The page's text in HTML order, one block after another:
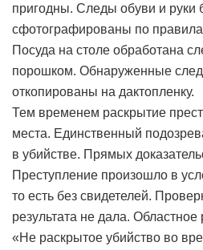
пригодны. Следы обуви и руки
сфотографированы по
Посуда на столе обработана
порошком. Обнаруженные
откопированы на дактопленку.
Тем временем раскрытие
места. Единственный
в убийстве. Прямых
Преступление произошло в
то есть без свидетелей.
результата не дала. Областное
«Не раскрытое убийство во